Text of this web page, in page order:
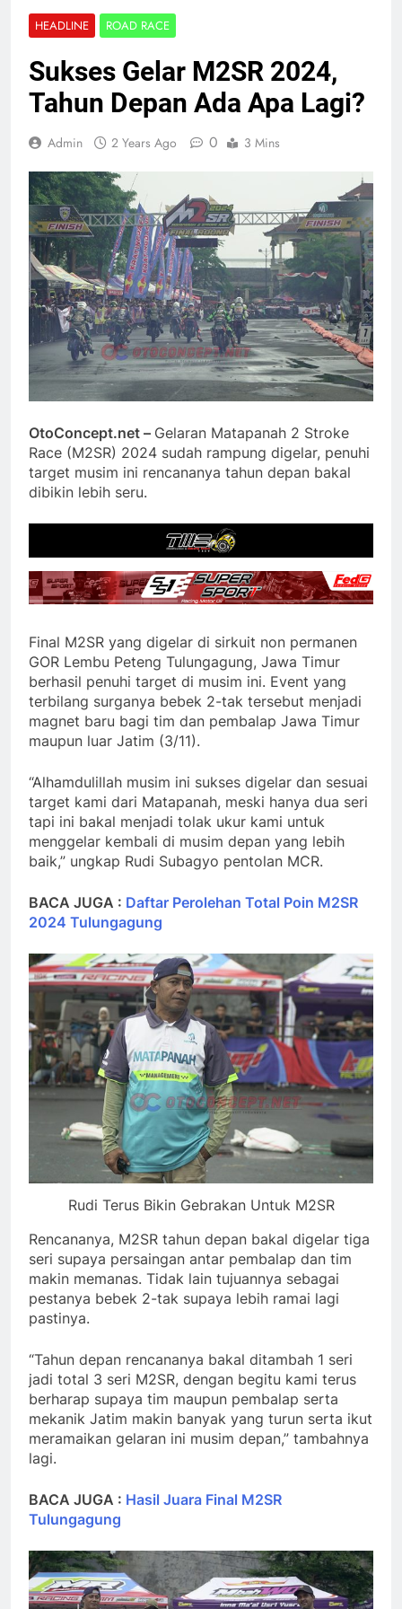
HEADLINE ROAD RACE
Sukses Gelar M2SR 2024,
Tahun Depan Ada Apa Lagi?
Admin 2 Years Ago 0 3 Mins
OtoConcept.net – Gelaran Matapanah 2 Stroke
Race (M2SR) 2024 sudah rampung digelar, penuhi
target musim ini rencananya tahun depan bakal
dibikin lebih seru.
Final M2SR yang digelar di sirkuit non permanen
GOR Lembu Peteng Tulungagung, Jawa Timur
berhasil penuhi target di musim ini. Event yang
terbilang surganya bebek 2-tak tersebut menjadi
magnet baru bagi tim dan pembalap Jawa Timur
maupun luar Jatim (3/11).
“Alhamdulillah musim ini sukses digelar dan sesuai
target kami dari Matapanah, meski hanya dua seri
tapi ini bakal menjadi tolak ukur kami untuk
menggelar kembali di musim depan yang lebih
baik,” ungkap Rudi Subagyo pentolan MCR.
BACA JUGA : Daftar Perolehan Total Poin M2SR
2024 Tulungagung
Rudi Terus Bikin Gebrakan Untuk M2SR
Rencananya, M2SR tahun depan bakal digelar tiga
seri supaya persaingan antar pembalap dan tim
makin memanas. Tidak lain tujuannya sebagai
pestanya bebek 2-tak supaya lebih ramai lagi
pastinya.
“Tahun depan rencananya bakal ditambah 1 seri
jadi total 3 seri M2SR, dengan begitu kami terus
berharap supaya tim maupun pembalap serta
mekanik Jatim makin banyak yang turun serta ikut
meramaikan gelaran ini musim depan,” tambahnya
lagi.
BACA JUGA : Hasil Juara Final M2SR
Tulungagung